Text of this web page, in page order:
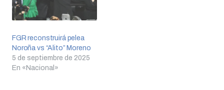
FGR reconstruirá pelea
Noroña vs “Alito” Moreno
5 de septiembre de 2025
En «Nacional»